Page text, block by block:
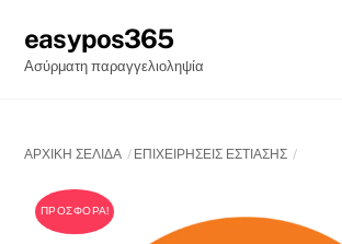
content
easypos365
Ασύρματη παραγγελιοληψία
ΑΡΧΙΚΉ ΣΕΛΊΔΑ ΕΠΙΧΕΙΡΗΣΕΙΣ ΕΣΤΙΑΣΗΣ
ΠΡΟΣΦΟΡΆ!